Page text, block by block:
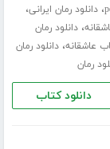
،دانلود رمان ایرانی،
،دانلود رمان
عاشقانه،دانلود رمان
رمان
دانلود کتاب